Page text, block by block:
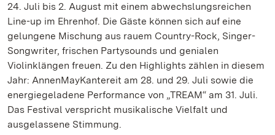
24. Juli bis 2. August mit einem abwechslungsreichen
Line-up im Ehrenhof. Die Gäste können sich auf eine
gelungene Mischung aus rauem Country-Rock, Singer-
Songwriter, frischen Partysounds und genialen
Violinklängen freuen. Zu den Highlights zählen in diesem
Jahr: AnnenMayKantereit am 28. und 29. Juli sowie die
energiegeladene Performance von „TREAM“ am 31. Juli.
Das Festival verspricht musikalische Vielfalt und
ausgelassene Stimmung.